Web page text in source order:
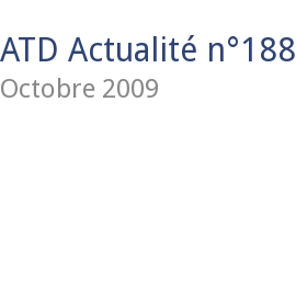
ATD Actualité n°188
Octobre 2009